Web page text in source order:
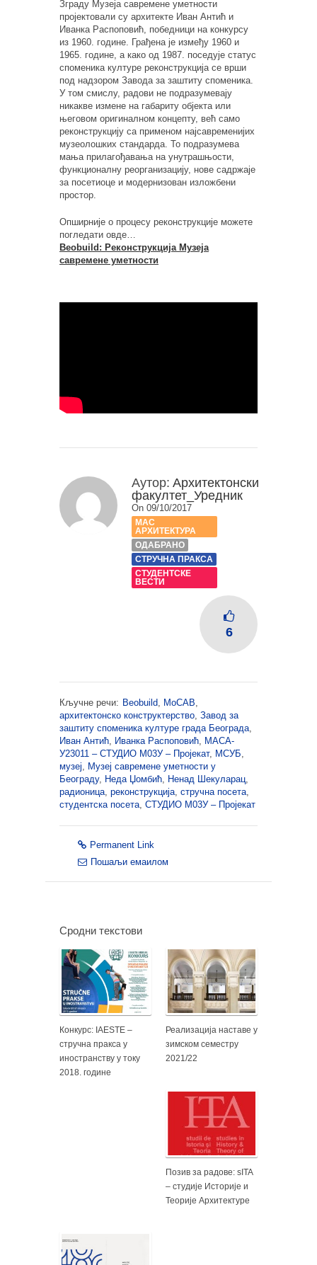
Зграду Музеја савремене уметности
пројектовали су архитекте Иван Антић и
Иванка Распоповић, победници на конкурсу
из 1960. године. Грађена је између 1960 и
1965. године, а како од 1987. поседује статус
споменика културе реконструкција се врши
под надзором Завода за заштиту споменика.
У том смислу, радови не подразумевају
никакве измене на габариту објекта или
његовом оригиналном концепту, већ само
реконструкцију са применом најсавременијих
музеолошких стандарда. То подразумева
мања прилагођавања на унутрашњости,
функционалну реорганизацију, нове садржаје
за посетиоце и модернизован изложбени
простор.
Опширније о процесу реконструкције можете
погледати овде…
Beobuild: Реконструкција Музеја
савремене уметности
Аутор: Архитектонски
факултет_Уредник
On 09/10/2017
МАС
АРХИТЕКТУРА
ОДАБРАНО
СТРУЧНА ПРАКСА
СТУДЕНТСКЕ
ВЕСТИ
6
Кључне речи: Beobuild, MoCAB,
архитектонско конструктерство, Завод за
заштиту споменика културе града Београда,
Иван Антић, Иванка Распоповић, МАСА-
У23011 – СТУДИО М03У – Пројекат, МСУБ,
музеј, Музеј савремене уметности у
Београду, Неда Џомбић, Ненад Шекуларац,
радионица, реконструкција, стручна посета,
студентска посета, СТУДИО М03У – Пројекат
Permanent Link
Пошаљи емаилом
Сродни текстови
Конкурс: IAESTE –
стручна пракса у
иностранству у току
2018. године
Реализација наставе у
зимском семестру
2021/22
Позив за радове: sITA
– студије Историје и
Теорије Архитектуре